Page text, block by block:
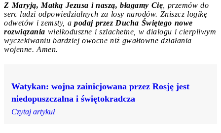
Z Maryją, Matką Jezusa i naszą, błagamy Cię , przemów do
serc ludzi odpowiedzialnych za losy narodów. Zniszcz logikę
odwetów i zemsty, a podaj przez Ducha Świętego nowe
rozwiązania wielkoduszne i szlachetne, w dialogu i cierpliwym
wyczekiwaniu bardziej owocne niż gwałtowne działania
wojenne. Amen.
Watykan: wojna zainicjowana przez Rosję jest
niedopuszczalna i świętokradcza
Czytaj artykuł